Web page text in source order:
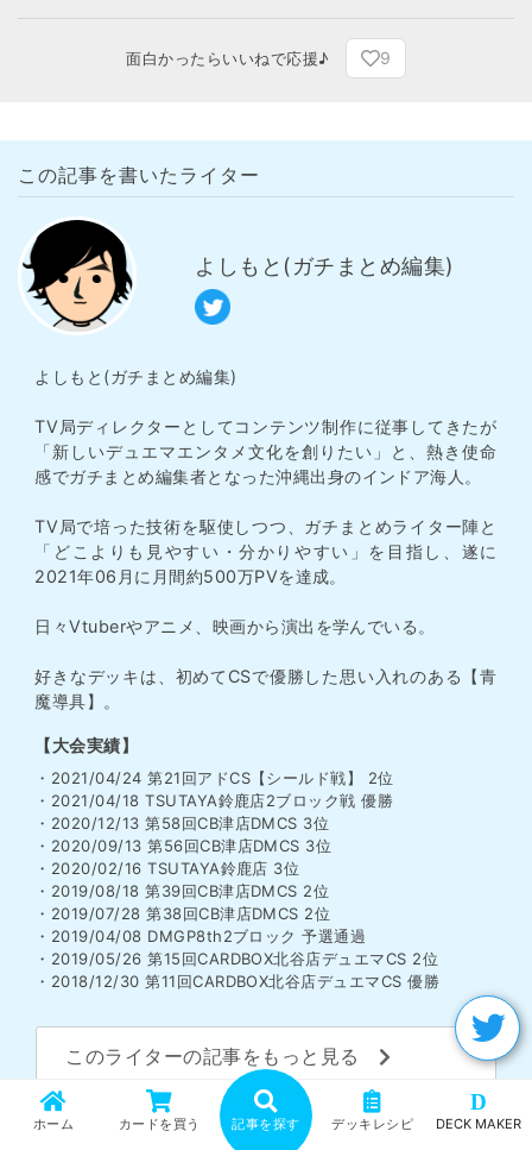
面白かったらいいねで応援♪ 9
この記事を書いたライター
よしもと(ガチまとめ編集)
よしもと(ガチまとめ編集)
TV局ディレクターとしてコンテンツ制作に従事してきたが
「新しいデュエマエンタメ文化を創りたい」と、熱き使命
感でガチまとめ編集者となった沖縄出身のインドア海人。
TV局で培った技術を駆使しつつ、ガチまとめライター陣と
「どこよりも見やすい・分かりやすい」を目指し、遂に
2021年06月に月間約500万PVを達成。
日々Vtuberやアニメ、映画から演出を学んでいる。
好きなデッキは、初めてCSで優勝した思い入れのある【青
魔導具】。
【大会実績】
・2021/04/24 第21回アドCS【シールド戦】 2位
・2021/04/18 TSUTAYA鈴鹿店2ブロック戦 優勝
・2020/12/13 第58回CB津店DMCS 3位
・2020/09/13 第56回CB津店DMCS 3位
・2020/02/16 TSUTAYA鈴鹿店 3位
・2019/08/18 第39回CB津店DMCS 2位
・2019/07/28 第38回CB津店DMCS 2位
・2019/04/08 DMGP8th2ブロック 予選通過
・2019/05/26 第15回CARDBOX北谷店デュエマCS 2位
・2018/12/30 第11回CARDBOX北谷店デュエマCS 優勝
このライターの記事をもっと見る
ホーム カードを買う 記事を探す デッキレシピ
D
DECK MAKER